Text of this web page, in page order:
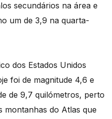
secundários na área e
um de 3,9 na quarta-
dos Estados Unidos
foi de magnitude 4,6 e
de 9,7 quilómetros, perto
montanhas do Atlas que